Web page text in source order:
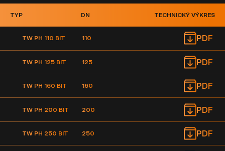
TYP DN TECHNICKÝ VÝKRES
TW PH 110 BIT 110 PDF
TW PH 125 BIT 125 PDF
TW PH 160 BIT 160 PDF
TW PH 200 BIT 200 PDF
TW PH 250 BIT 250 PDF